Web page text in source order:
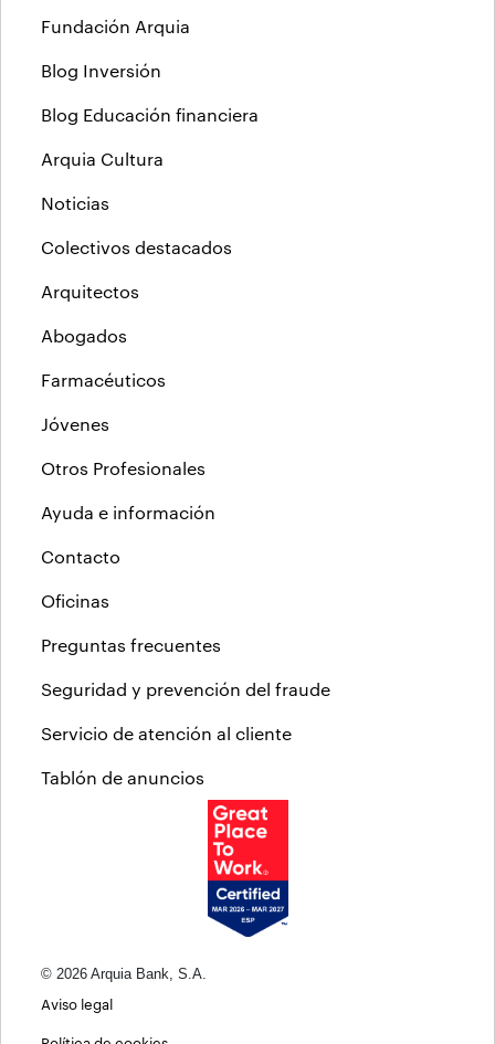
Fundación Arquia
Blog Inversión
Blog Educación financiera
Arquia Cultura
Noticias
Colectivos destacados
Arquitectos
Abogados
Farmacéuticos
Jóvenes
Otros Profesionales
Ayuda e información
Contacto
Oficinas
Preguntas frecuentes
Seguridad y prevención del fraude
Servicio de atención al cliente
Tablón de anuncios
© 2026 Arquia Bank, S.A.
Aviso legal